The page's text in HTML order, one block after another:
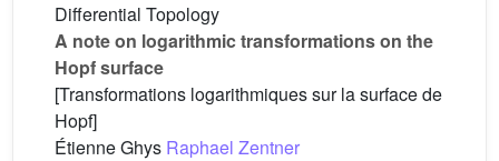
Differential Topology
A note on logarithmic transformations on the
Hopf surface
[Transformations logarithmiques sur la surface de
Hopf]
Étienne Ghys Raphael Zentner